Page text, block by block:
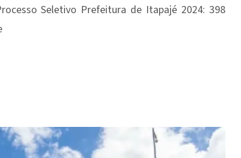
Seletivo Prefeitura de Itapajé 2024: 398